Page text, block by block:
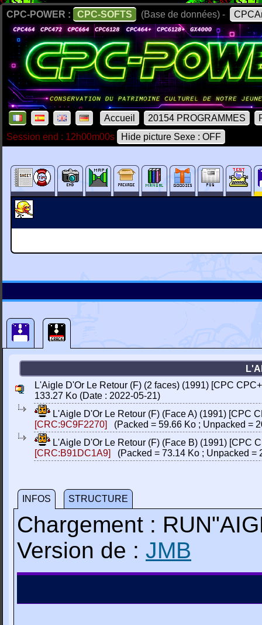
CPC-POWER : CPC-SOFTS (Base de données) -
Accueil 20154 PROGRAMMES
Session end : 12h00m00s
Hide picture Sexe : OFF
L'Aigle D'Or Le Retour (F) (2 faces) (1991) [CPC
133.27 Ko (Date : 2022-05-21)
L'Aigle D'Or Le Retour (F) (Face A) (1991) [CPC
[CRC:9C9F2270]
(Packed = 59.66 Ko ; Unpacked =
L'Aigle D'Or Le Retour (F) (Face B) (1991) [CPC
[CRC:B91DC1A9]
(Packed = 73.14 Ko ; Unpacked =
INFOS STRUCTURE
Chargement :
Version de : JMB